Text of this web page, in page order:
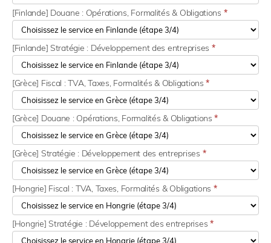
[Finlande] Douane : Opérations, Formalités & Obligations *
[Finlande] Stratégie : Développement des entreprises *
[Grèce] Fiscal : TVA, Taxes, Formalités & Obligations*
[Grèce] Douane : Opérations, Formalités & Obligations*
[Grèce] Stratégie : Développement des entreprises *
[Hongrie] Fiscal : TVA, Taxes, Formalités & Obligations *
[Hongrie] Stratégie : Développement des entreprises *